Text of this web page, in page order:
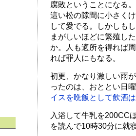
腐敗ということになる
這い松の隙間に小さく
して愛でる。しかしも
まがしいほどに繁殖し
か。人も適所を得れば
れば罪人にもなる。
初更、かなり激しい雨
ったのは、おととい日
イスを晩飯として飲酒
入浴して牛乳を200CC
を読んで10時30分に就